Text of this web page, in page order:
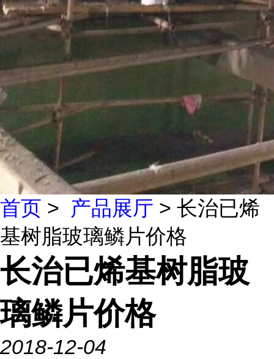
首页 > 产品展厅 > 长治已烯
基树脂玻璃鳞片价格
长治已烯基树脂玻
璃鳞片价格
2018-12-04